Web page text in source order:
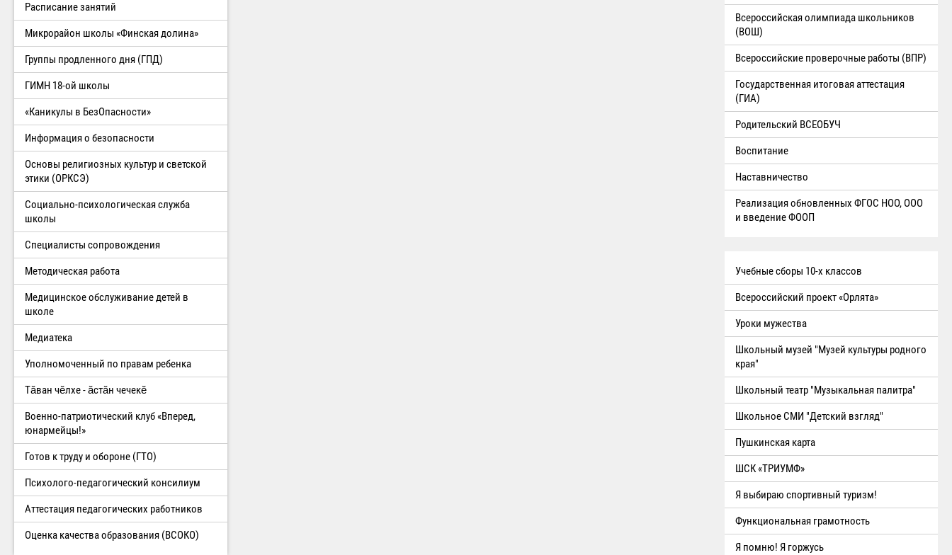
Расписание занятий
Микрорайон школы «Финская долина»
Группы продленного дня (ГПД)
ГИМН 18-ой школы
«Каникулы в БезОпасности»
Информация о безопасности
Основы религиозных культур и светской
этики (ОРКСЭ)
Социально-психологическая служба
школы
Специалисты сопровождения
Методическая работа
Медицинское обслуживание детей в
школе
Медиатека
Уполномоченный по правам ребенка
Тăван чĕлхе - ăстăн чечекĕ
Военно-патриотический клуб «Вперед,
юнармейцы!»
Готов к труду и обороне (ГТО)
Психолого-педагогический консилиум
Аттестация педагогических работников
Оценка качества образования (ВСОКО)
Всероссийская олимпиада школьников
(ВОШ)
Всероссийские проверочные работы (ВПР)
Государственная итоговая аттестация
(ГИА)
Родительский ВСЕОБУЧ
Воспитание
Наставничество
Реализация обновленных ФГОС НОО, ООО
и введение ФООП
Учебные сборы 10-х классов
Всероссийский проект «Орлята»
Уроки мужества
Школьный музей "Музей культуры родного
края"
Школьный театр "Музыкальная палитра"
Школьное СМИ "Детский взгляд"
Пушкинская карта
ШСК «ТРИУМФ»
Я выбираю спортивный туризм!
Функциональная грамотность
Я помню! Я горжусь